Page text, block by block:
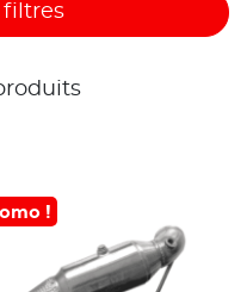
filtres
produits
!